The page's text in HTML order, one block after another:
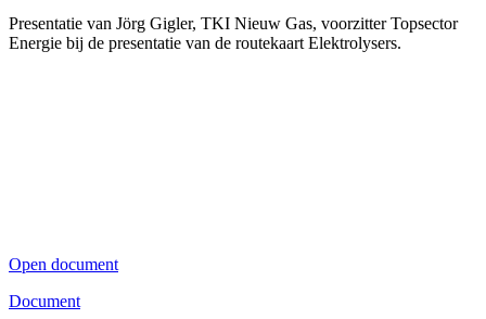
Presentatie van Jörg Gigler, TKI Nieuw Gas, voorzitter Topsector
Energie bij de presentatie van de routekaart Elektrolysers.
Open document
Document